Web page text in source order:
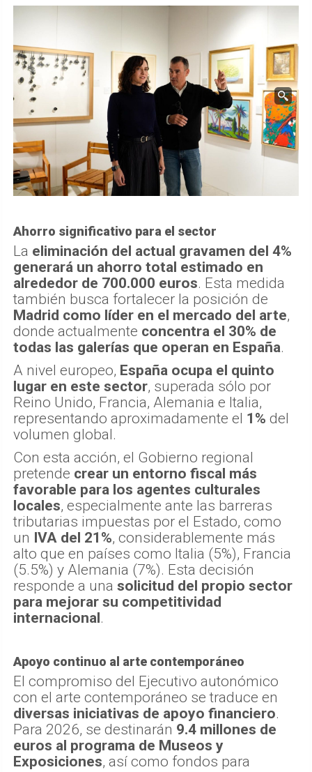
Ahorro significativo para el sector
La eliminación del actual gravamen del 4%
generará un ahorro total estimado en
alrededor de 700.000 euros. Esta medida
también busca fortalecer la posición de
Madrid como líder en el mercado del arte,
donde actualmente concentra el 30% de
todas las galerías que operan en España.
A nivel europeo, España ocupa el quinto
lugar en este sector, superada sólo por
Reino Unido, Francia, Alemania e Italia,
representando aproximadamente el 1% del
volumen global.
Con esta acción, el Gobierno regional
pretende crear un entorno fiscal más
favorable para los agentes culturales
locales, especialmente ante las barreras
tributarias impuestas por el Estado, como
un IVA del 21%, considerablemente más
alto que en países como Italia (5%), Francia
(5.5%) y Alemania (7%). Esta decisión
responde a una solicitud del propio sector
para mejorar su competitividad
internacional.
Apoyo continuo al arte contemporáneo
El compromiso del Ejecutivo autonómico
con el arte contemporáneo se traduce en
diversas iniciativas de apoyo financiero.
Para 2026, se destinarán 9.4 millones de
euros al programa de Museos y
Exposiciones, así como fondos para